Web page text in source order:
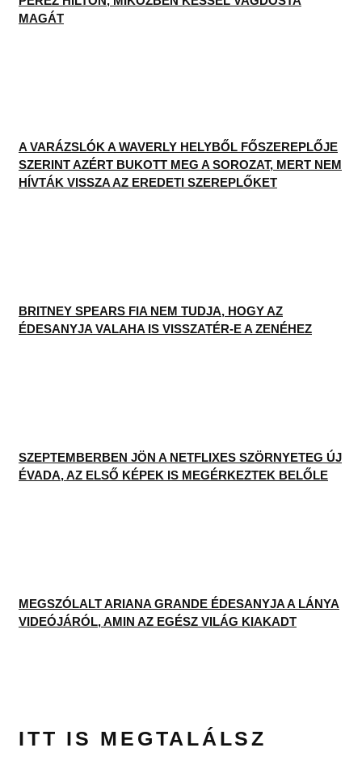
MAGÁT
A VARÁZSLÓK A WAVERLY HELYBŐL FŐSZEREPLŐJE
SZERINT AZÉRT BUKOTT MEG A SOROZAT, MERT NEM
HÍVTÁK VISSZA AZ EREDETI SZEREPLŐKET
BRITNEY SPEARS FIA NEM TUDJA, HOGY AZ
ÉDESANYJA VALAHA IS VISSZATÉR-E A ZENÉHEZ
SZEPTEMBERBEN JÖN A NETFLIXES SZÖRNYETEG ÚJ
ÉVADA, AZ ELSŐ KÉPEK IS MEGÉRKEZTEK BELŐLE
MEGSZÓLALT ARIANA GRANDE ÉDESANYJA A LÁNYA
VIDEÓJÁRÓL, AMIN AZ EGÉSZ VILÁG KIAKADT
ITT IS MEGTALÁLSZ